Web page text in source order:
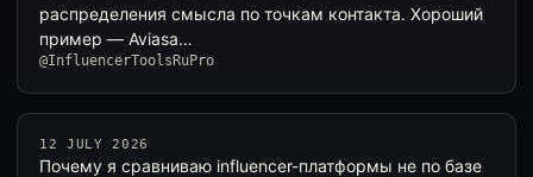
распределения смысла по точкам контакта. Хороший
пример — Aviasa…
@InfluencerToolsRuPro
12 JULY 2026
Почему я сравниваю influencer-платформы не по базе